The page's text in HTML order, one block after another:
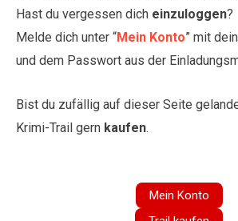
Hast du vergessen dich einzuloggen?
Melde dich unter “Mein Konto” mit
und dem Passwort aus der
Bist du zufällig auf dieser Seite
Krimi-Trail gern kaufen.
Mein Konto